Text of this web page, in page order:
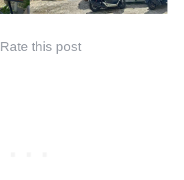
Rate this post